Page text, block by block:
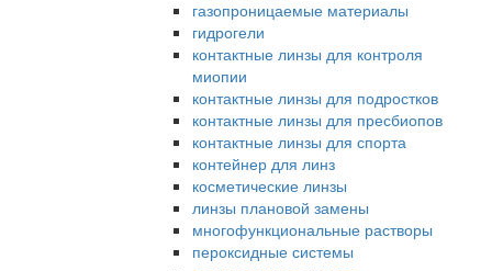
газопроницаемые материалы
гидрогели
контактные линзы для контроля
миопии
контактные линзы для подростков
контактные линзы для пресбиопов
контактные линзы для спорта
контейнер для линз
косметические линзы
линзы плановой замены
многофункциональные растворы
пероксидные системы